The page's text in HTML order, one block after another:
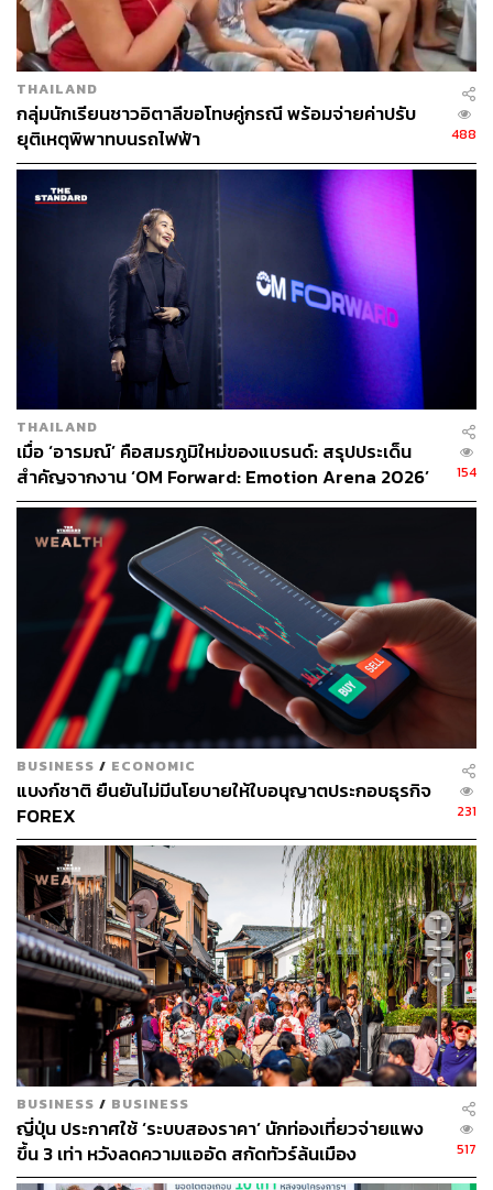
“นักท่องเที่ยวจีนถือเป็นหนึ่งในกลุ่มเป้าหมายหลักของ Grab
ในปีนี้ ซึ่งมีความสำคัญอย่างมากในเชิงกลยุทธ์” วรฉัตร
ลักขณาโรจน์ กรรมการผู้จัดการใหญ่ แกร็บ ประเทศไทย
กล่าว
หากสังเกตให้ดีจะพบว่าปีนี้ Grab บุกหนักในกลุ่มนักท่องเที่ยว
เป็นอย่างมาก โดยเฉพาะสำหรับบริการเรียกรถผ่าน
แอปพลิเคชัน ซึ่งได้ประกาศตั้งแต่ต้นปี เนื่องจากเห็นถึงแนว
โน้มการเติบโตของผู้ใช้บริการในกลุ่มนักท่องเที่ยว นับตั้งแต่
สถานการณ์โควิดเริ่มคลี่คลาย และเริ่มมีการเปิดประเทศ
อย่างเป็นทางการ
ล่าสุดเตรียมผนึกความร่วมมือกับ Alipay ระบบชำระเงิน
อิเล็กทรอนิกส์ที่ได้รับความนิยมสูงสุดในประเทศจีน ซึ่งมีผู้ใช้
บริการชาวจีนมากกว่าพันล้านคนทั่วโลก เพื่อขยายช่อง
ทางการชำระเงินให้กับผู้ใช้บริการและนักท่องเที่ยวชาวจีนที่
เดินทางมายังประเทศไทย ให้สามารถชำระเงินหรือเติมเงิน
ผ่าน Alipay เมื่อใช้บริการ Grab
ขณะเดียวกันได้เตรียมเพิ่มช่องทางการชำระเงินร่วมกับ
Kakao Pay ระบบชำระเงินออนไลน์ของเกาหลีใต้ เพื่ออำนวย
ความสะดวกให้กับนักท่องเที่ยวชาวเกาหลีที่เดินทางเข้ามา
ในประเทศไทย ซึ่งคาดว่าจะพร้อมให้บริการอย่างเป็น
ทางการได้ภายในไตรมาสที่ 3 ของปีนี้
“สำหรับกลุ่มนักท่องเที่ยวต่างชาติ หนึ่งในความท้าทายที่
Grab มองว่าเป็นโอกาส คือทำอย่างไรที่จะทำให้เกิดการ
สื่อสารแบบปากต่อปาก (Word of Mouth) ทำให้ชาวต่างชาติมี
การแนะนำและบอกต่อกันเอง ดังนั้นที่ผ่านมา Grab ได้
พยายามศึกษาพฤติกรรมและวัฒนธรรมของผู้ใช้บริการใน
แต่ละประเทศ เพื่อทำความเข้าใจอินไซต์และปรับกลยุทธ์การ
สื่อสารให้เหมาะสม โดยนอกจากการทำการตลาดและ
ประชาสัมพันธ์บริการให้เป็นที่รู้จักอย่างกว้างขวางแล้ว อีก
หนึ่งปัจจัยสำคัญคือการรักษามาตรฐานและคุณภาพของ
บริการ เพื่อสร้างประสบการณ์ที่ดีให้กับผู้ใช้บริการอย่างต่อ
เนื่อง” วรฉัตรกล่าว
ทั้งนี้ ช่วงก่อนสถานการณ์โควิด ผู้ใช้บริการในกลุ่มนักท่อง
เที่ยวชาวต่างชาติคิดเป็น 1 ใน 3 ของผู้ใช้บริการทั้งหมด แต่
หลังสถานการณ์โควิดเริ่มคลี่คลาย ผู้ใช้บริการกลุ่มนี้มีการ
เติบโตอย่างต่อเนื่อง โดยปัจจุบันกลับมาอยู่ในระดับเดียวหรือ
สูงกว่าก่อนโควิดแล้ว
สามารถติดตาม THE STANDARD WEALTH
THAILAND
กลุ่มนักเรียนชาวอิตาลีขอโทษคู่กรณี พร้อมจ่ายค่าปรับ
ยุติเหตุพิพาทบนรถไฟฟ้า
488
THAILAND
เมื่อ ‘อารมณ์’ คือสมรภูมิใหม่ของแบรนด์: สรุปประเด็น
สำคัญจากงาน ‘OM Forward: Emotion Arena 2026’
[PR NEWS]
154
BUSINESS / ECONOMIC
แบงก์ชาติ ยืนยันไม่มีนโยบายให้ใบอนุญาตประกอบธุรกิจ
FOREX
231
BUSINESS / BUSINESS
ญี่ปุ่น ประกาศใช้ ‘ระบบสองราคา’ นักท่องเที่ยวจ่ายแพง
ขึ้น 3 เท่า หวังลดความแออัด สกัดทัวร์ล้นเมือง
517